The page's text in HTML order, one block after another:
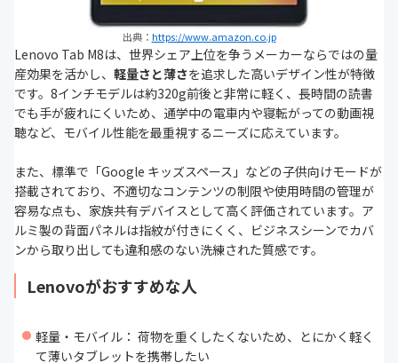
出典： https://www.amazon.co.jp
Lenovo Tab M8は、世界シェア上位を争うメーカーならではの量
産効果を活かし、 軽量さと薄さを追求した高いデザイン性が特徴
です。8インチモデルは約320g前後と非常に軽く、長時間の読書
でも手が疲れにくいため、通学中の電車内や寝転がっての動画視
聴など、モバイル性能を最重視するニーズに応えています。
また、標準で「Google キッズスペース」などの子供向けモードが
搭載されており、不適切なコンテンツの制限や使用時間の管理が
容易な点も、家族共有デバイスとして高く評価されています。ア
ルミ製の背面パネルは指紋が付きにくく、ビジネスシーンでカバ
ンから取り出しても違和感のない洗練された質感です。
Lenovoがおすすめな人
軽量・モバイル： 荷物を重くしたくないため、とにかく軽く
て薄いタブレットを携帯したい